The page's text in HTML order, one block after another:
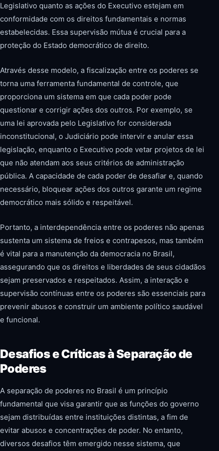
Legislativo quanto as ações do Executivo estejam em
conformidade com os direitos fundamentais e normas
estabelecidas. Essa supervisão mútua é crucial para a
proteção do Estado democrático de direito.
Através desse modelo, a fiscalização entre os poderes se
torna uma ferramenta fundamental de controle, que
proporciona um sistema em que cada poder pode
questionar e corrigir ações dos outros. Por exemplo, se
uma lei aprovada pelo Legislativo for considerada
inconstitucional, o Judiciário pode intervir e anular essa
legislação, enquanto o Executivo pode vetar projetos de lei
que não atendam aos seus critérios de administração
pública. A capacidade de cada poder de desafiar e, quando
necessário, bloquear ações dos outros garante um regime
democrático mais sólido e respeitável.
Portanto, a interdependência entre os poderes não apenas
sustenta um sistema de freios e contrapesos, mas também
é vital para a manutenção da democracia no Brasil,
assegurando que os direitos e liberdades de seus cidadãos
sejam preservados e respeitados. Assim, a interação e
supervisão contínuas entre os poderes são essenciais para
prevenir abusos e construir um ambiente político saudável
e funcional.
Desafios e Críticas à Separação de
Poderes
A separação de poderes no Brasil é um princípio
fundamental que visa garantir que as funções do governo
sejam distribuídas entre instituições distintas, a fim de
evitar abusos e concentrações de poder. No entanto,
diversos desafios têm emergido nesse sistema, que